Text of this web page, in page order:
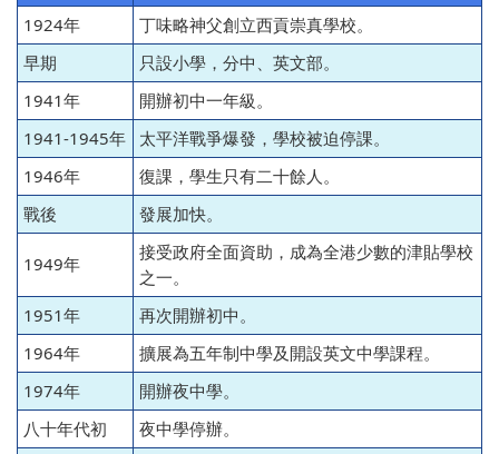
1924年
丁味略神父創立西貢崇真學校。
早期
只設小學，分中、英文部。
1941年
開辦初中一年級。
1941-1945年
太平洋戰爭爆發，學校被迫停課。
1946年
復課，學生只有二十餘人。
戰後
發展加快。
1949年
接受政府全面資助，成為全港少數的津貼學校
之一。
1951年
再次開辦初中。
1964年
擴展為五年制中學及開設英文中學課程。
1974年
開辦夜中學。
八十年代初
夜中學停辦。